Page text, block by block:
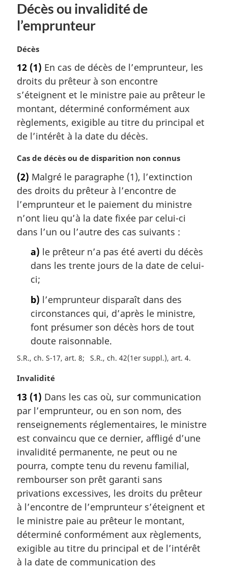
Décès ou invalidité de
l’emprunteur
N
t
e
m
a
g
i
a
l
e
:
Décès
12 (1) En cas de décès de l’emprunteur, les
droits du prêteur à son encontre
s’éteignent et le ministre paie au prêteur le
montant, déterminé conformément aux
règlements, exigible au titre du principal et
de l’intérêt à la date du décès.
N
t
e
m
a
g
Cas de décès ou de disparition non connus
(2) Malgré le paragraphe (1), l’extinction
des droits du prêteur à l’encontre de
l’emprunteur et le paiement du ministre
n’ont lieu qu’à la date fixée par celui-ci
dans l’un ou l’autre des cas suivants :
a) le prêteur n’a pas été averti du décès
dans les trente jours de la date de celui-
ci;
b) l’emprunteur disparaît dans des
circonstances qui, d’après le ministre,
font présumer son décès hors de tout
doute raisonnable.
S.R., ch. S-17, art. 8 S.R., ch. 42(1er suppl.), art. 4
N
t
e
m
a
g
i
n
a
l
e
:
Invalidité
13 (1) Dans les cas où, sur communication
par l’emprunteur, ou en son nom, des
renseignements réglementaires, le ministre
est convaincu que ce dernier, affligé d’une
invalidité permanente, ne peut ou ne
pourra, compte tenu du revenu familial,
rembourser son prêt garanti sans
privations excessives, les droits du prêteur
à l’encontre de l’emprunteur s’éteignent et
le ministre paie au prêteur le montant,
déterminé conformément aux règlements,
exigible au titre du principal et de l’intérêt
à la date de communication des